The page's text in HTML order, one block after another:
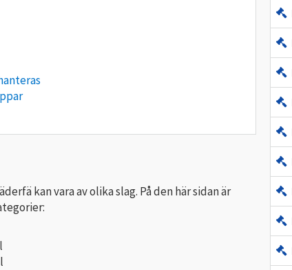
kan vara av olika slag. På den här sidan är